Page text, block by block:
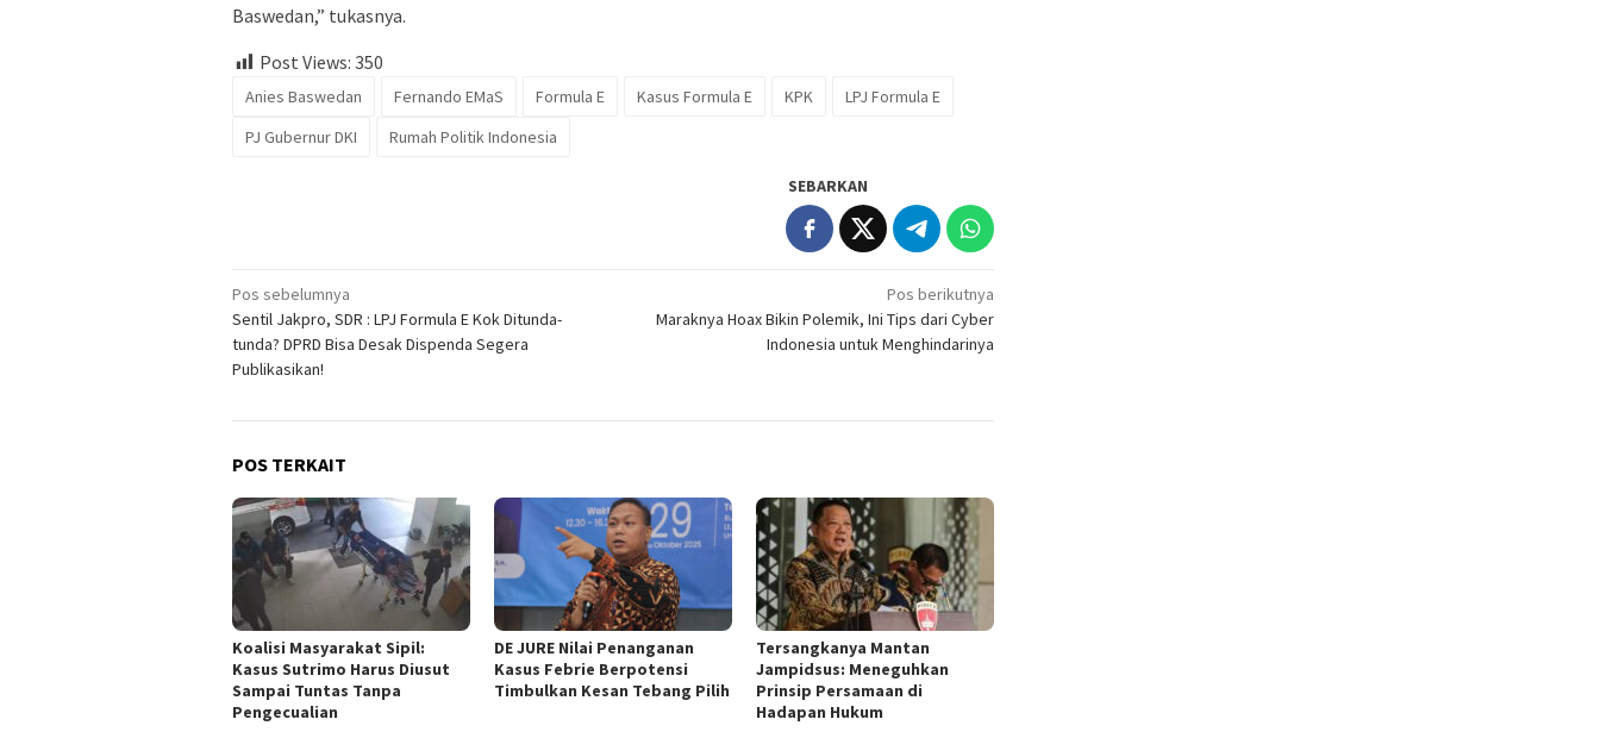
Baswedan,” tukasnya.
Post Views: 350
Anies Baswedan Fernando EMaS Formula E Kasus Formula E KPK
LPJ Formula E
PJ Gubernur DKI
Rumah Politik Indonesia
SEBARKAN
Navigasi
pos
Pos sebelumnya
Sentil Jakpro, SDR : LPJ Formula E Kok Ditunda-
tunda? DPRD Bisa Desak Dispenda Segera
Publikasikan!
Pos berikutnya
Maraknya Hoax Bikin Polemik, Ini Tips dari Cyber
Indonesia untuk Menghindarinya
POS TERKAIT
Koalisi Masyarakat Sipil:
Kasus Sutrimo Harus Diusut
Sampai Tuntas Tanpa
Pengecualian
DE JURE Nilai Penanganan
Kasus Febrie Berpotensi
Timbulkan Kesan Tebang Pilih
Tersangkanya Mantan
Jampidsus: Meneguhkan
Prinsip Persamaan di
Hadapan Hukum